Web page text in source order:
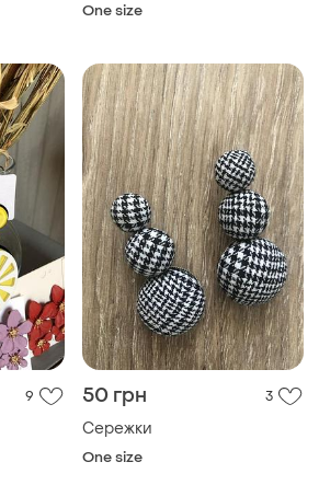
One size
9 50 грн 3
Сережки
One size